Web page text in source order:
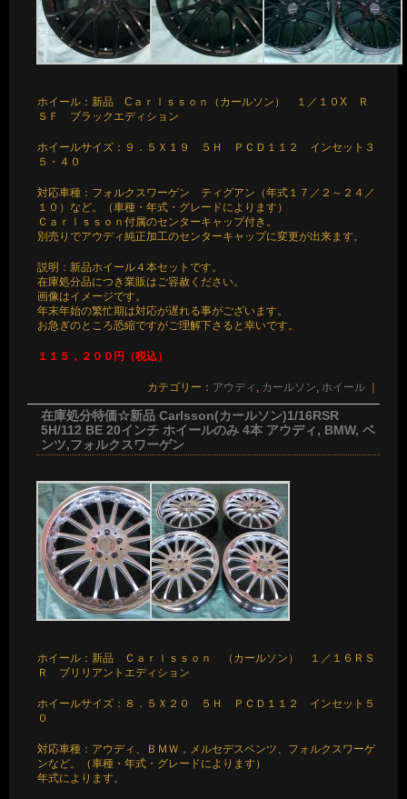
ホイール：新品 Cａｒｌｓｓｏｎ（カールソン） １／１０X Ｒ
ＳＦ ブラックエディション
ホイールサイズ：９．５Ｘ１９ ５Ｈ ＰＣＤ１１２ インセット３
５・４０
対応車種：フォルクスワーゲン ティグアン（年式１７／２～２４／
１０）など。（車種・年式・グレードによります）
Ｃａｒｌｓｓｏｎ付属のセンターキャップ付き。
別売りでアウディ純正加工のセンターキャップに変更が出来ます。
説明：新品ホイール４本セットです。
在庫処分品につき業販はご容赦ください。
画像はイメージです。
年末年始の繁忙期は対応が遅れる事がございます。
お急ぎのところ恐縮ですがご理解下さると幸いです。
１１５，２００円（税込）
カテゴリー： アウディ , カールソン, ホイール｜
在庫処分特価☆新品 Carlsson(カールソン)1/16RSR
5H/112 BE 20インチ ホイールのみ 4本 アウディ, BMW, ベ
ンツ,フォルクスワーゲン
ホイール：新品 Ｃａｒｌｓｓｏｎ （カールソン） １／１６ＲＳ
Ｒ ブリリアントエディション
ホイールサイズ：８．５Ｘ２０ ５Ｈ ＰＣＤ１１２ インセット５
０
対応車種：アウディ、ＢＭＷ，メルセデスベンツ、フォルクスワーゲ
ンなど。（車種・年式・グレードによります）
年式によります。